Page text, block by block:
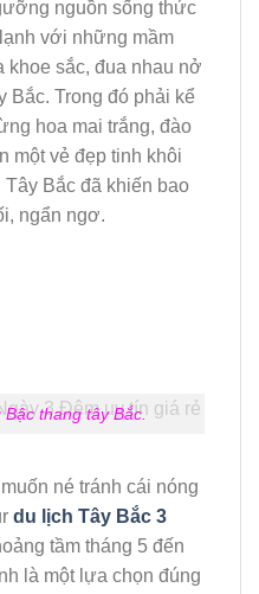
nguồn sống thức
với những mầm
khoe sắc, đua nhau nở
Bắc. Trong đó phải kể
hoa mai trắng, đào
một vẻ đẹp tinh khôi
Bắc đã khiến bao
ngẩn ngơ.
thang tây Bắc.
né tránh cái nóng
du lịch Tây Bắc 3
tầm tháng 5 đến
là một lựa chọn đúng